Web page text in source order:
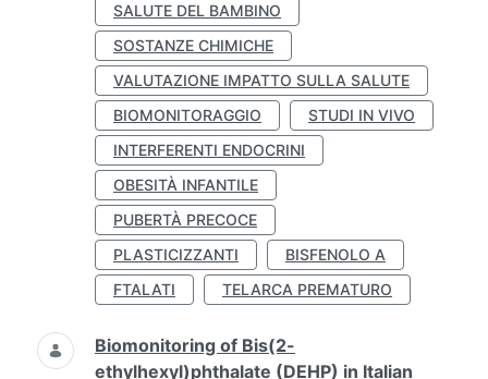
SALUTE DEL BAMBINO
SOSTANZE CHIMICHE
VALUTAZIONE IMPATTO SULLA SALUTE
BIOMONITORAGGIO
STUDI IN VIVO
INTERFERENTI ENDOCRINI
OBESITÀ INFANTILE
PUBERTÀ PRECOCE
PLASTICIZZANTI
BISFENOLO A
FTALATI
TELARCA PREMATURO
Biomonitoring of Bis(2-
ethylhexyl)phthalate (DEHP) in Italian